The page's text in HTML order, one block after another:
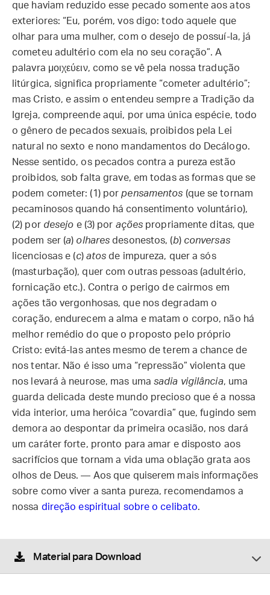
que haviam reduzido esse pecado somente aos atos
exteriores: “Eu, porém, vos digo: todo aquele que
olhar para uma mulher, com o desejo de possuí-la, já
cometeu adultério com ela no seu coração”. A
palavra μοιχεύειν, como se vê pela nossa tradução
litúrgica, significa propriamente “cometer adultério”;
mas Cristo, e assim o entendeu sempre a Tradição da
Igreja, compreende aqui, por uma única espécie, todo
o gênero de pecados sexuais, proibidos pela Lei
natural no sexto e nono mandamentos do Decálogo.
Nesse sentido, os pecados contra a pureza estão
proibidos, sob falta grave, em todas as formas que se
podem cometer: (1) porpensamentos (que se tornam
pecaminosos quando há consentimento voluntário),
(2) por desejo e (3) por ações propriamente ditas, que
podem ser (a) olhares desonestos, (b) conversas
licenciosas e (c) atos de impureza, quer a sós
(masturbação), quer com outras pessoas (adultério,
fornicação etc.). Contra o perigo de cairmos em
ações tão vergonhosas, que nos degradam o
coração, endurecem a alma e matam o corpo, não há
melhor remédio do que o proposto pelo próprio
Cristo: evitá-las antes mesmo de terem a chance de
nos tentar. Não é isso uma “repressão” violenta que
nos levará à neurose, mas uma sadia vigilância, uma
guarda delicada deste mundo precioso que é a nossa
vida interior, uma heróica “covardia” que, fugindo sem
demora ao despontar da primeira ocasião, nos dará
um caráter forte, pronto para amar e disposto aos
sacrifícios que tornam a vida uma oblação grata aos
olhos de Deus. — Aos que quiserem mais informações
sobre como viver a santa pureza, recomendamos a
nossa direção espiritual sobre o celibato.
Material para Download